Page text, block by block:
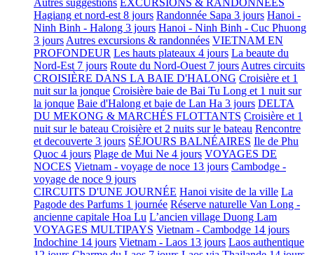
Autres suggestions EXCURSIONS & RANDONNÉES
Hagiang et nord-est 8 jours Randonnée Sapa 3 jours Hanoi -
Ninh Binh - Halong 3 jours Hanoi - Ninh Binh - Cuc Phuong
3 jours Autres excursions & randonnées VIETNAM EN
PROFONDEUR Les hauts plateaux 4 jours La beaute du
Nord-Est 7 jours Route du Nord-Ouest 7 jours Autres circuits
CROISIÈRE DANS LA BAIE D'HALONG Croisière et 1
nuit sur la jonque Croisière baie de Bai Tu Long et 1 nuit sur
la jonque Baie d'Halong et baie de Lan Ha 3 jours DELTA
DU MEKONG & MARCHÉS FLOTTANTS Croisière et 1
nuit sur le bateau Croisière et 2 nuits sur le bateau Rencontre
et decouverte 3 jours SÉJOURS BALNÉAIRES Ile de Phu
Quoc 4 jours Plage de Mui Ne 4 jours VOYAGES DE
NOCES Vietnam - voyage de noce 13 jours Cambodge -
voyage de noce 9 jours
CIRCUITS D'UNE JOURNÉE Hanoi visite de la ville La
Pagode des Parfums 1 journée Réserve naturelle Van Long -
ancienne capitale Hoa Lu L’ancien village Duong Lam
VOYAGES MULTIPAYS Vietnam - Cambodge 14 jours
Indochine 14 jours Vietnam - Laos 13 jours Laos authentique